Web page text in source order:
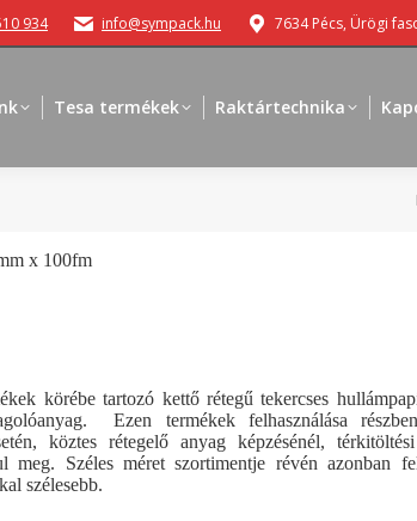
934 info@sympack.hu 7634 Pécs, Ürögi
Tesa termékek Raktártechnika
x 100fm
körébe tartozó kettő rétegű tekercses
Ezen termékek felhasználása
köztes rétegelő anyag képzésénél,
meg. Széles méret szortimentje révén azonban
szélesebb.